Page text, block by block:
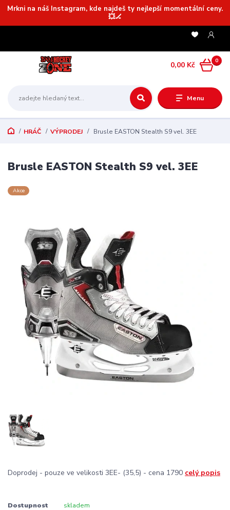
Mrkni na náš Instagram, kde najdeš ty nejlepší momentální ceny.
💥🏒
Menu
0
0,00 Kč
HRÁČ VÝPRODEJ Brusle EASTON Stealth S9 vel. 3EE
Brusle EASTON Stealth S9 vel. 3EE
Akce
Doprodej - pouze ve velikosti 3EE- (35,5) - cena 1790 celý popis
Dostupnost skladem